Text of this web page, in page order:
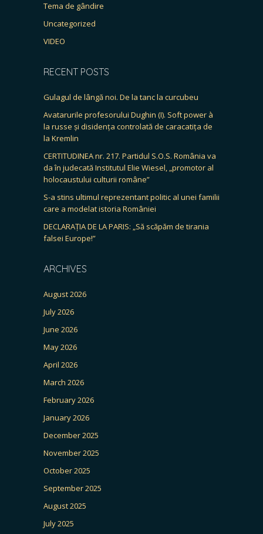
Tema de gândire
Uncategorized
VIDEO
RECENT POSTS
Gulagul de lângă noi. De la tanc la curcubeu
Avatarurile profesorului Dughin (I). Soft power à
la russe și disidența controlată de caracatița de
la Kremlin
CERTITUDINEA nr. 217. Partidul S.O.S. România va
da în judecată Institutul Elie Wiesel, „promotor al
holocaustului culturii române”
S-a stins ultimul reprezentant politic al unei familii
care a modelat istoria României
DECLARAȚIA DE LA PARIS: „Să scăpăm de tirania
falsei Europe!”
ARCHIVES
August 2026
July 2026
June 2026
May 2026
April 2026
March 2026
February 2026
January 2026
December 2025
November 2025
October 2025
September 2025
August 2025
July 2025